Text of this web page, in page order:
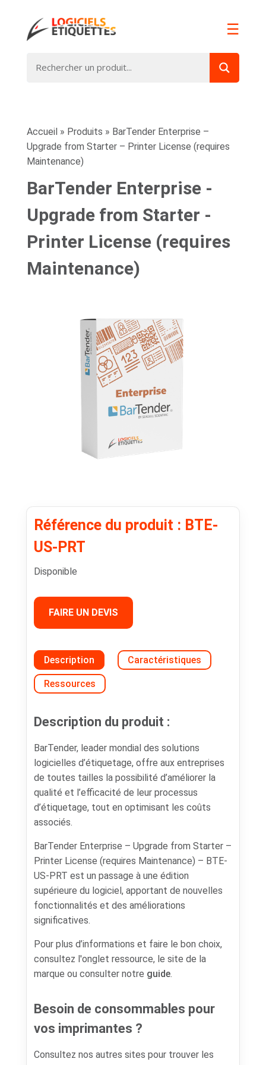
☰
Accueil » Produits » BarTender Enterprise –
Upgrade from Starter – Printer License (requires
Maintenance)
BarTender Enterprise -
Upgrade from Starter -
Printer License (requires
Maintenance)
Référence du produit : BTE-
US-PRT
Disponible
FAIRE UN DEVIS
Description Caractéristiques
Ressources
Description du produit :
BarTender, leader mondial des solutions
logicielles d’étiquetage, offre aux entreprises
de toutes tailles la possibilité d’améliorer la
qualité et l’efficacité de leur processus
d’étiquetage, tout en optimisant les coûts
associés.
BarTender Enterprise – Upgrade from Starter –
Printer License (requires Maintenance) – BTE-
US-PRT est un passage à une édition
supérieure du logiciel, apportant de nouvelles
fonctionnalités et des améliorations
significatives.
Pour plus d’informations et faire le bon choix,
consultez l'onglet ressource, le site de la
marque ou consulter notre guide.
Besoin de consommables pour
vos imprimantes ?
Consultez nos autres sites pour trouver les